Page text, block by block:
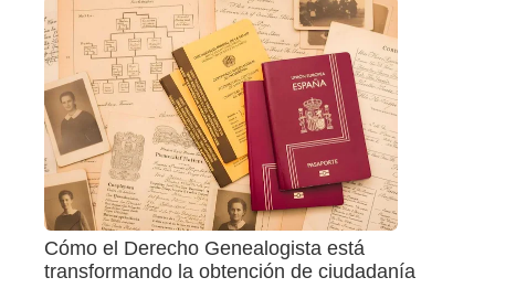
Cómo el Derecho Genealogista está
transformando la obtención de ciudadanía